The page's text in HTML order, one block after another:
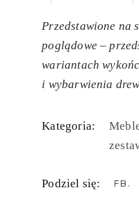
Przedstawione na
poglądowe –
wariantach
i wybarwienia
Kategoria:
Podziel się: FB